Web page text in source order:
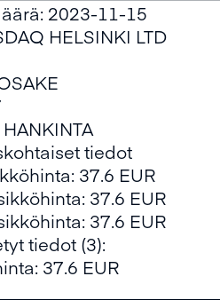
2023-11-15
HELSINKI LTD
tiedot
37.6 EUR
37.6 EUR
37.6 EUR
tiedot (3):
37.6 EUR